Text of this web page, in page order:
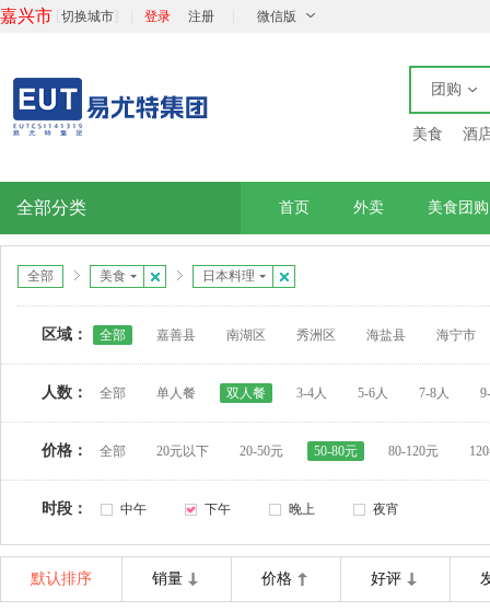
嘉兴市 切换城市 登录 注册 微信版
团购
美食 酒
全部分类 首页 外卖 美食团购
全部 美食 日本料理
区域： 全部 嘉善县 南湖区 秀洲区 海盐县 海宁市
人数： 全部 单人餐 双人餐 3-4人 5-6人 7-8人
价格： 全部 20元以下 20-50元 50-80元 80-120元
时段： 中午 下午 晚上 夜宵
默认排序 销量 价格 好评